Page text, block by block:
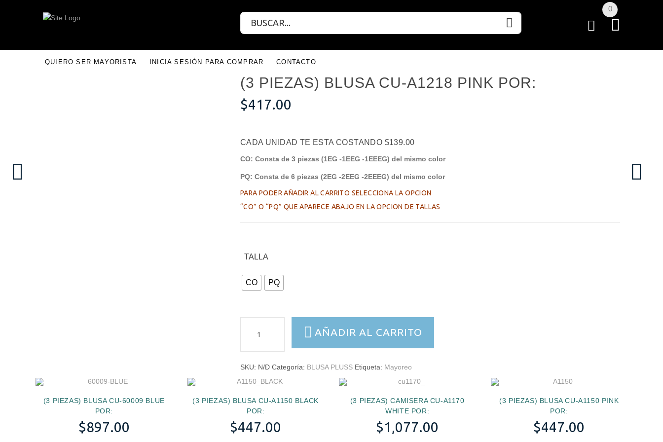
0
QUIERO SER MAYORISTA INICIA SESIÓN PARA COMPRAR CONTACTO
(3 PIEZAS) BLUSA CU-A1218 PINK POR:
$417.00
CADA UNIDAD TE ESTA COSTANDO $139.00
CO: Consta de 3 piezas (1EG -1EEG -1EEEG) del mismo color
PQ: Consta de 6 piezas (2EG -2EEG -2EEEG) del mismo color
PARA PODER AÑADIR AL CARRITO SELECCIONA LA OPCION
“CO” O “PQ” QUE APARECE ABAJO EN LA OPCION DE TALLAS
TALLA
CO PQ
PIEZAS)
A1218
PINK
cantidad
AÑADIR AL CARRITO
SKU: N/D Categoría: BLUSA PLUSS Etiqueta: Mayoreo
(3 PIEZAS) BLUSA CU-60009 BLUE
POR:
$897.00
(3 PIEZAS) BLUSA CU-A1150 BLACK
POR:
$447.00
(3 PIEZAS) CAMISERA CU-A1170
WHITE POR:
$1,077.00
(3 PIEZAS) BLUSA CU-A1150 PINK
POR:
$447.00